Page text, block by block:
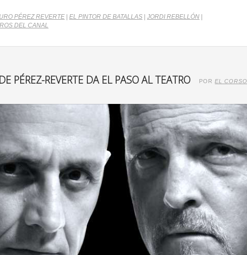
PÉREZ REVERTE EL PINTOR DE BATALLAS JORDI REBELLÓN
DEL CANAL
PÉREZ-REVERTE DA EL PASO AL TEATRO POREL CORSO